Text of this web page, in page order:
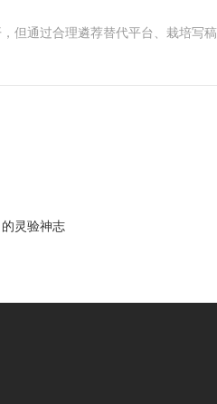
通过合理遴荐替代平台、栽培写
灵验神志